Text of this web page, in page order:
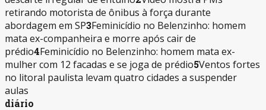
retirando motorista de ônibus à força durante
abordagem em SP3Feminicídio no Belenzinho: homem
mata ex-companheira e morre após cair de
prédio4Feminicídio no Belenzinho: homem mata ex-
mulher com 12 facadas e se joga de prédio5Ventos fortes
no litoral paulista levam quatro cidades a suspender
aulas
diário